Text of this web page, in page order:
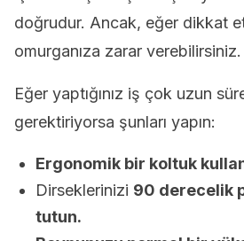
doğrudur. Ancak, eğer dikkat
omurganıza zarar verebilirsiniz.
Eğer yaptığınız iş çok uzun
gerektiriyorsa şunları yapın:
Ergonomik bir koltuk
Dirseklerinizi 90 derecelik
tutun.